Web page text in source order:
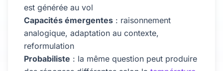
est générée au vol
Capacités émergentes : raisonnement
analogique, adaptation au contexte,
reformulation
Probabiliste : la même question peut produire